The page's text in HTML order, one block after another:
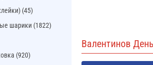
(45)
шарики (1822)
(920)
Валентинов День